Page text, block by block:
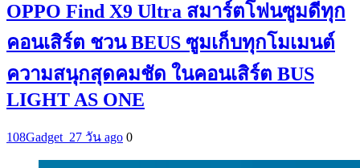
OPPO Find X9 Ultra สมาร์ตโฟนซูมดีทุก
คอนเสิร์ต ชวน BEUS ซูมเก็บทุกโมเมนต์
ความสนุกสุดคมชัด ในคอนเสิร์ต BUS
LIGHT AS ONE
108Gadget_27 วัน ago 0